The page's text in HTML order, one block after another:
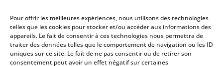
Pour offrir les meilleures expériences, nous utilisons des technologies
telles que les cookies pour stocker et/ou accéder aux informations des
appareils. Le fait de consentir à ces technologies nous permettra de
traiter des données telles que le comportement de navigation ou les ID
uniques sur ce site. Le fait de ne pas consentir ou de retirer son
consentement peut avoir un effet négatif sur certaines